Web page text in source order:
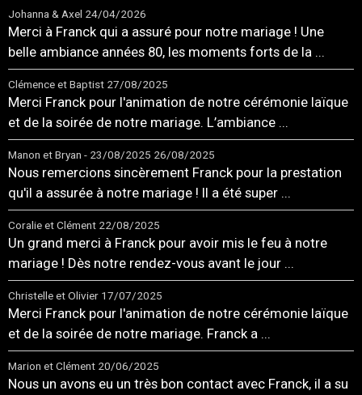
Johanna & Axel 24/04/2026
Merci à Franck qui a assuré pour notre mariage ! Une
belle ambiance années 80, les moments forts de la ...
Clémence et Baptist 27/08/2025
Merci Franck pour l'animation de notre cérémonie laïque
et de la soirée de notre mariage. L’ambiance ...
Manon et Bryan - 23/08/2025 26/08/2025
Nous remercions sincèrement Franck pour la prestation
qu'il a assurée à notre mariage ! Il a été super ...
Coralie et Clément 22/08/2025
Un grand merci à Franck pour avoir mis le feu à notre
mariage ! Dès notre rendez-vous avant le jour ...
Christelle et Olivier 17/07/2025
Merci Franck pour l'animation de notre cérémonie laïque
et de la soirée de notre mariage. Franck a ...
Marion et Clément 20/06/2025
Nous un avons eu un très bon contact avec Franck, il a su